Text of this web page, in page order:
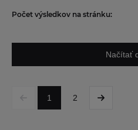
Načítať
1 2
Počet výsledkov na stránku: